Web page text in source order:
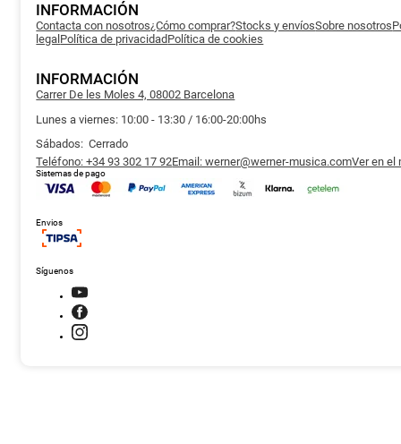
INFORMACIÓN
Contacta con nosotros¿Cómo comprar?Stocks y envíosSobre nosotros
legal Política de privacidadPolítica de cookies
INFORMACIÓN
Carrer De les Moles 4, 08002 Barcelona
Lunes a viernes: 10:00 - 13:30 / 16:00-20:00hs
Sábados: Cerrado
Teléfono: +34 93 302 17 92Email: werner@werner-musica.comVer en el
Sistemas de pago
Envios
Síguenos